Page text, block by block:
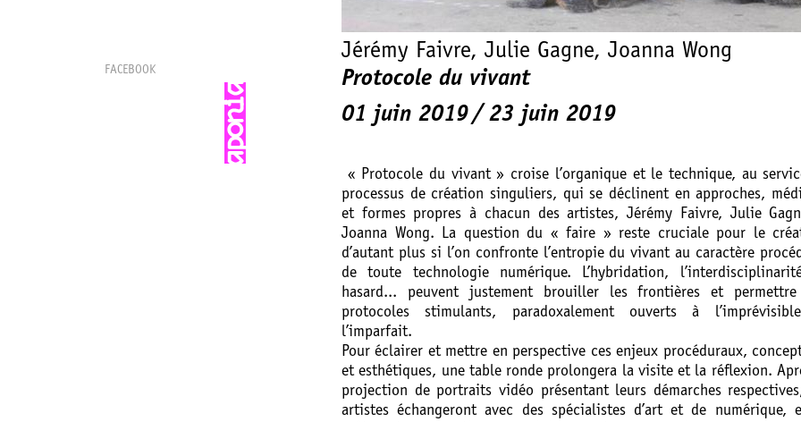
FACEBOOK
Jérémy Faivre, Julie Gagne, Joanna Wong
Protocole du vivant
01 juin 2019
23 juin 2019
« Protocole du vivant » croise l’organique et le technique, au
processus de création singuliers, qui se déclinent en approches,
et formes propres à chacun des artistes, Jérémy Faivre, Julie
Joanna Wong. La question du « faire » reste cruciale pour le
d’autant plus si l’on confronte l’entropie du vivant au caractère
de toute technologie numérique. L’hybridation,
hasard... peuvent justement brouiller les frontières et permettre
protocoles stimulants, paradoxalement ouverts à
l’imparfait.
Pour éclairer et mettre en perspective ces enjeux procéduraux,
et esthétiques, une table ronde prolongera la visite et la réflexion.
projection de portraits vidéo présentant leurs démarches
artistes échangeront avec des spécialistes d’art et de numérique,